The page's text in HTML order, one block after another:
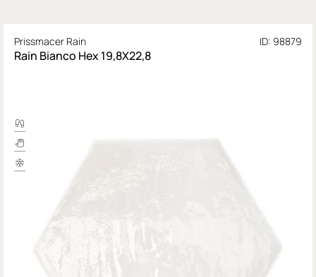
Prissmacer Rain ID: 98879
Rain Bianco Hex 19,8X22,8